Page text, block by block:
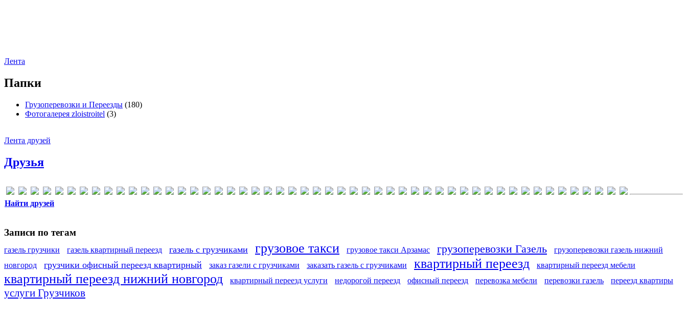
Лента
Папки
Грузоперевозки и Переезды (180)
Фотогалерея zloistroitel (3)
Лента друзей
Друзья
Найти друзей
Записи по тегам
газель грузчики газель квартирный переезд газель с грузчиками грузовое такси грузовое такси Арзамас грузоперевозки Газель
грузоперевозки газель нижний
новгород
грузчики офисный переезд квартирный заказ газели с грузчиками заказать газель с грузчиками квартирный переезд квартирный переезд мебели
квартирный переезд нижний новгород квартирный переезд услуги недорогой переезд офисный переезд перевозка мебели перевозки газель переезд квартиры
услуги Грузчиков